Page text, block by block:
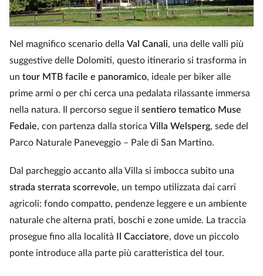
Nel magnifico scenario della Val Canali, una delle valli più
suggestive delle Dolomiti, questo itinerario si trasforma in
un tour MTB facile e panoramico, ideale per biker alle
prime armi o per chi cerca una pedalata rilassante immersa
nella natura. Il percorso segue il sentiero tematico Muse
Fedaie, con partenza dalla storica Villa Welsperg, sede del
Parco Naturale Paneveggio – Pale di San Martino.
Dal parcheggio accanto alla Villa si imbocca subito una
strada sterrata scorrevole, un tempo utilizzata dai carri
agricoli: fondo compatto, pendenze leggere e un ambiente
naturale che alterna prati, boschi e zone umide. La traccia
prosegue fino alla località
Il Cacciatore, dove un piccolo
ponte introduce alla parte più caratteristica del tour.